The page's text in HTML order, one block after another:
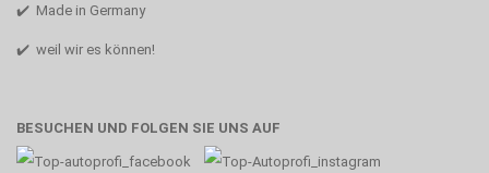
✔️ Made in Germany
✔️ weil wir es können!
BESUCHEN UND FOLGEN SIE UNS AUF